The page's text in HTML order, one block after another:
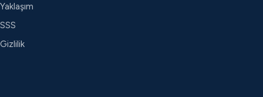
Yaklaşım
SSS
Gizlilik